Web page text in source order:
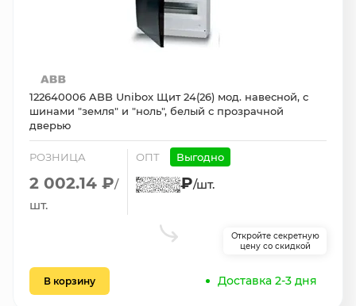
122640006 ABB Unibox Щит 24(26) мод. навесной, с
шинами "земля" и "ноль", белый с прозрачной
дверью
РОЗНИЦА
2 002.14 ₽/
шт.
ОПТ Выгодно
₽/шт.
Откройте секретную
цену со скидкой
В корзину Доставка 2-3 дня